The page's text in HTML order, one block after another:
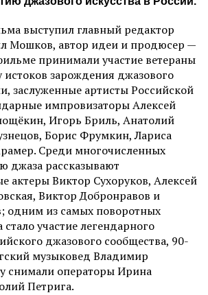
выступил главный редактор
Мошков, автор идеи и продюсер —
принимали участие ветераны
истоков зарождения джазового
заслуженные артисты Российской
импровизаторы Алексей
Игорь Бриль, Анатолий
Борис Фрумкин, Лариса
Среди многочисленных
джаза рассказывают
актеры Виктор Сухоруков, Алексей
Виктор Добронравов и
одним из самых поворотных
участие легендарного
джазового сообщества, 90-
музыковед Владимир
снимали операторы Ирина
Петрига.